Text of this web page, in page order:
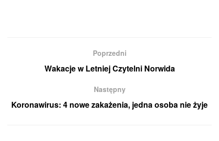
Poprzedni
Wakacje w Letniej Czytelni Norwida
Następny
Koronawirus: 4 nowe zakażenia, jedna osoba nie żyje